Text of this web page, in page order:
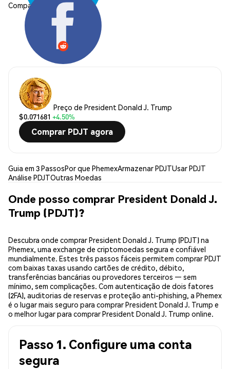
Compartilhar:
Preço de President Donald J. Trump
$0.071681 +4.50%
Comprar PDJT agora
Guia em 3 PassosPor que PhemexArmazenar PDJTUsar PDJT
Análise PDJTOutras Moedas
Onde posso comprar President Donald J.
Trump (PDJT)?
Descubra onde comprar President Donald J. Trump (PDJT) na
Phemex, uma exchange de criptomoedas segura e confiável
mundialmente. Estes três passos fáceis permitem comprar PDJT
com baixas taxas usando cartões de crédito, débito,
transferências bancárias ou provedores terceiros — sem
mínimo, sem complicações. Com autenticação de dois fatores
(2FA), auditorias de reservas e proteção anti-phishing, a Phemex
é o lugar mais seguro para comprar President Donald J. Trump e
o melhor lugar para comprar President Donald J. Trump online.
Passo 1. Configure uma conta
segura